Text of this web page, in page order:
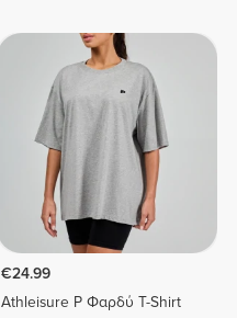
€24.99
Athleisure P Φαρδύ T-Shirt